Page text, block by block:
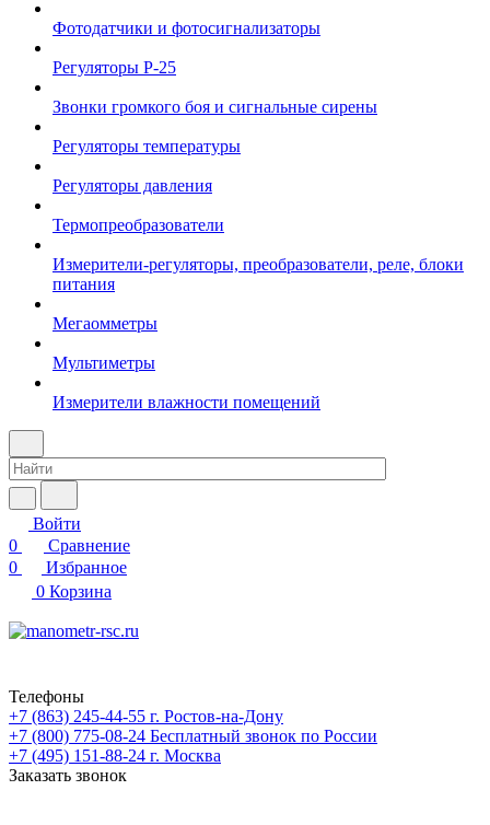
Фотодатчики и фотосигнализаторы
Регуляторы Р-25
Звонки громкого боя и сигнальные сирены
Регуляторы температуры
Регуляторы давления
Термопреобразователи
Измерители-регуляторы, преобразователи, реле, блоки
питания
Мегаомметры
Мультиметры
Измерители влажности помещений
Войти
0
Сравнение
0
Избранное
0 Корзина
Телефоны
+7 (863) 245-44-55 г. Ростов-на-Дону
+7 (800) 775-08-24 Бесплатный звонок по России
+7 (495) 151-88-24 г. Москва
Заказать звонок